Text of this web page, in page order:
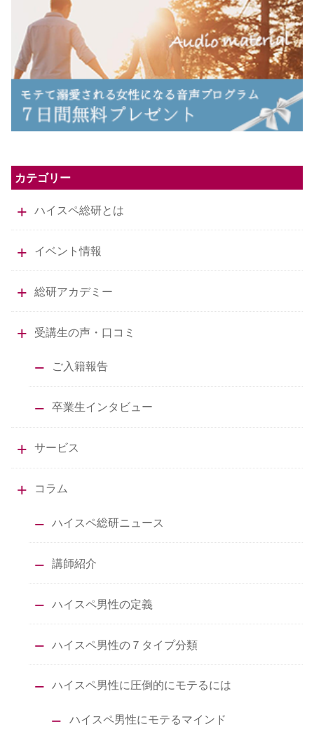
カテゴリー
ハイスペ総研とは
イベント情報
総研アカデミー
受講生の声・口コミ
ご入籍報告
卒業生インタビュー
サービス
コラム
ハイスペ総研ニュース
講師紹介
ハイスペ男性の定義
ハイスペ男性の７タイプ分類
ハイスペ男性に圧倒的にモテるには
ハイスペ男性にモテるマインド